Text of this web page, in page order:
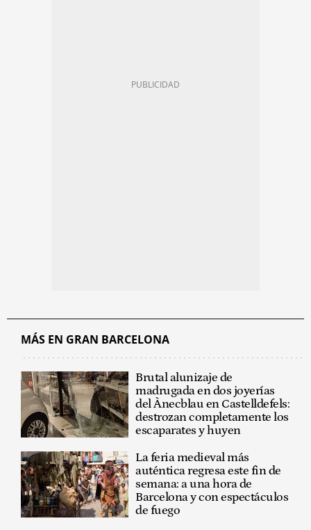
MÁS EN GRAN BARCELONA
Brutal alunizaje de
madrugada en dos joyerías
del Ànecblau en Castelldefels:
destrozan completamente los
escaparates y huyen
La feria medieval más
auténtica regresa este fin de
semana: a una hora de
Barcelona y con espectáculos
de fuego